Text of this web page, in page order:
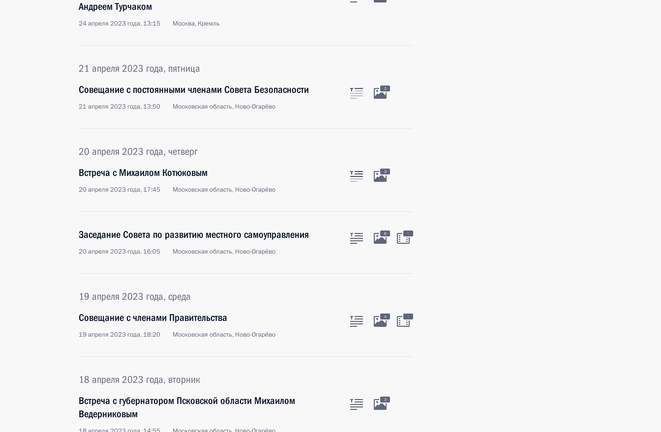
Андреем Турчаком
24 апреля 2023 года, 13:15 Москва, Кремль
21 апреля 2023 года, пятница
Совещание с постоянными членами Совета Безопасности
21 апреля 2023 года, 13:50 Московская область, Ново-Огарёво
2
20 апреля 2023 года, четверг
Встреча с Михаилом Котюковым
20 апреля 2023 года, 17:45 Московская область, Ново-Огарёво
3
Заседание Совета по развитию местного самоуправления
20 апреля 2023 года, 16:05 Московская область, Ново-Огарёво
6 :
19 апреля 2023 года, среда
Совещание с членами Правительства
19 апреля 2023 года, 18:20 Московская область, Ново-Огарёво
4 :
18 апреля 2023 года, вторник
Встреча с губернатором Псковской области Михаилом
Ведерниковым
3